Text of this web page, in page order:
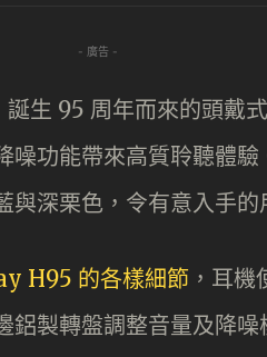
- 廣告 -
生 95 周年而來的頭戴
噪功能帶來高質聆聽體
深栗色，令有意入手的
H95 的各樣細節 ，耳
鋁製轉盤調整音量及降